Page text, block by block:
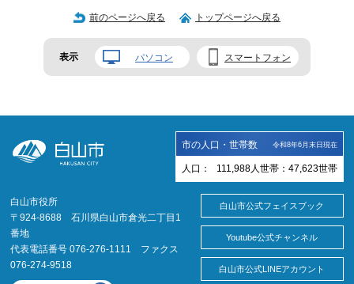
前のページへ戻る トップページへ戻る
表示 パソコン スマートフォン
市の人口・世帯数 令和8年6月末日現在
人口： 111,988 人 世帯： 47,623世帯
白山市役所
〒924-8688 石川県白山市倉光二丁目1
番地
代表電話番号 076-276-1111 ファクス
076-274-9518
白山市公式フェイスブック
Youtube公式チャンネル
白山市公式LINEアカウント